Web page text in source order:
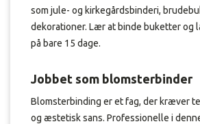
som jule- og kirkegårdsbinderi,
dekorationer. Lær at binde buketter og
på bare 15 dage.
Jobbet som blomsterbinder
Blomsterbinding er et fag, der kræver
og æstetisk sans. Professionelle i